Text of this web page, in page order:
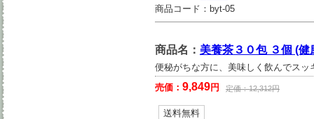
商品コード： byt-05
商品名： 美養茶３０包 ３個 (
便秘がちな方に、美味しく飲んでスッ
売価： 9,849円 定価：12,312円
送料無料